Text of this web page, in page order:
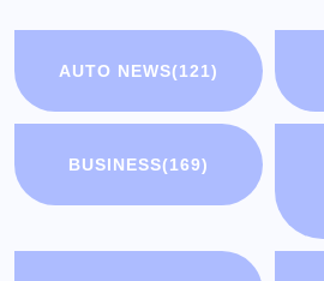
AUTO NEWS(121)
BUSINESS(169)